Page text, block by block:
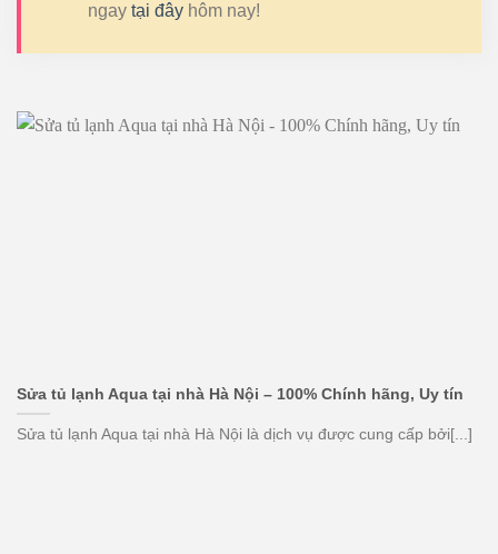
ngay tại đây hôm nay!
Sửa tủ lạnh Aqua tại nhà Hà Nội – 100% Chính hãng, Uy tín
Sửa tủ lạnh Aqua tại nhà Hà Nội là dịch vụ được cung cấp bởi[...]